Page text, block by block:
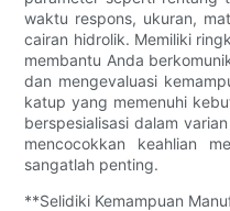
waktu respons, ukuran,
cairan hidrolik. Memiliki
membantu Anda
dan mengevaluasi
katup yang memenuhi
berspesialisasi dalam
mencocokkan keahlian
sangatlah penting.
**Selidiki Kemampuan